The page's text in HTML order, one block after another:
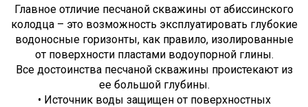
Главное отличие песчаной скважины от абиссинского
колодца – это возможность эксплуатировать глубокие
водоносные горизонты, как правило, изолированные
от поверхности пластами водоупорной глины.
Все достоинства песчаной скважины проистекают из
ее большой глубины.
• Источник воды защищен от поверхностных